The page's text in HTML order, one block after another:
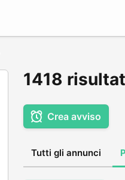
1418
Crea avviso
Tutti gli annunci